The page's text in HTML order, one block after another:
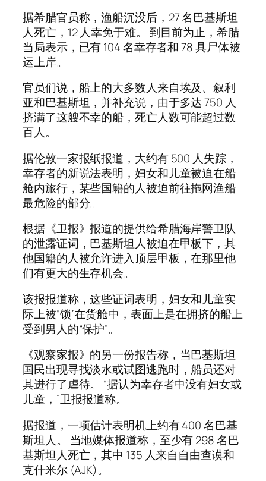
据希腊官员称，渔船沉没后，27 名巴基斯坦
人死亡，12 人幸免于难。 到目前为止，希腊
当局表示，已有 104 名幸存者和 78 具尸体被
运上岸。
官员们说，船上的大多数人来自埃及、叙利
亚和巴基斯坦，并补充说，由于多达 750 人
挤满了这艘不幸的船，死亡人数可能超过数
百人。
据伦敦一家报纸报道，大约有 500 人失踪，
幸存者的新说法表明，妇女和儿童被迫在船
舱内旅行，某些国籍的人被迫前往拖网渔船
最危险的部分。
根据《卫报》报道的提供给希腊海岸警卫队
的泄露证词，巴基斯坦人被迫在甲板下，其
他国籍的人被允许进入顶层甲板，在那里他
们有更大的生存机会。
该报报道称，这些证词表明，妇女和儿童实
际上被“锁”在货舱中，表面上是在拥挤的船上
受到男人的“保护”。
《观察家报》的另一份报告称，当巴基斯坦
国民出现寻找淡水或试图逃跑时，船员还对
其进行了虐待。 “据认为幸存者中没有妇女或
儿童，”卫报报道称。
据报道，一项估计表明机上约有 400 名巴基
斯坦人。 当地媒体报道称，至少有 298 名巴
基斯坦人死亡，其中 135 人来自自由查谟和
克什米尔 (AJK)。